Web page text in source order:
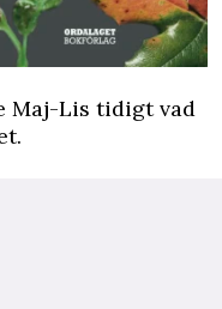
Maj-Lis tidigt vad